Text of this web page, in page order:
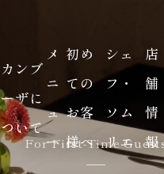
カンブ
ーザに
ついて
メ
ニ
ュ
ー
初め
ての
お客
様へ
シェ
フ・
ソム
リエ
店
舗
情
報
For First-Time